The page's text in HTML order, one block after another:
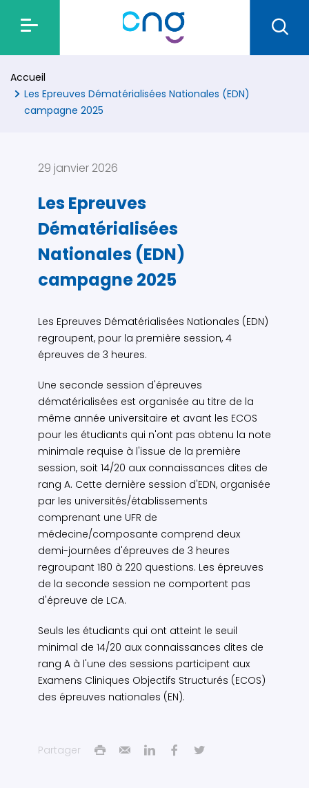
Accueil
Les Epreuves Dématérialisées Nationales (EDN)
campagne 2025
29 janvier 2026
Les Epreuves
Dématérialisées
Nationales (EDN)
campagne 2025
Les Epreuves Dématérialisées Nationales (EDN)
regroupent, pour la première session, 4
épreuves de 3 heures.
Une seconde session d'épreuves
dématérialisées est organisée au titre de la
même année universitaire et avant les ECOS
pour les étudiants qui n'ont pas obtenu la note
minimale requise à l'issue de la première
session, soit 14/20 aux connaissances dites de
rang A. Cette dernière session d'EDN, organisée
par les universités/établissements
comprenant une UFR de
médecine/composante comprend deux
demi-journées d'épreuves de 3 heures
regroupant 180 à 220 questions. Les épreuves
de la seconde session ne comportent pas
d'épreuve de LCA.
Seuls les étudiants qui ont atteint le seuil
minimal de 14/20 aux connaissances dites de
rang A à l'une des sessions participent aux
Examens Cliniques Objectifs Structurés (ECOS)
des épreuves nationales (EN).
Partager